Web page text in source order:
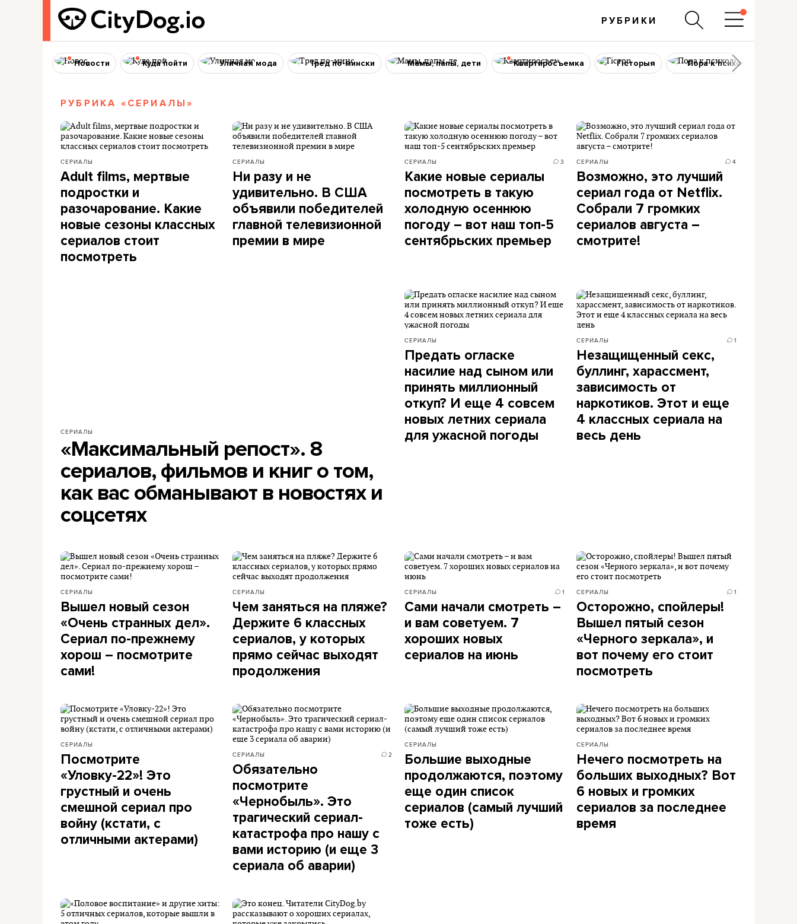
РУБРИКИ
Новости Куда пойти Уличная мода Тред по-мински Мамы, папы, дети Квартиросъемка Гісторыя Пора к психологу
РУБРИКА «СЕРИАЛЫ»
СЕРИАЛЫ
Adult films, мертвые
подростки и
разочарование. Какие
новые сезоны классных
сериалов стоит
посмотреть
СЕРИАЛЫ
Ни разу и не
удивительно. В США
объявили победителей
главной телевизионной
премии в мире
СЕРИАЛЫ 3
Какие новые сериалы
посмотреть в такую
холодную осеннюю
погоду – вот наш топ-5
сентябрьских премьер
СЕРИАЛЫ 4
Возможно, это лучший
сериал года от Netflix.
Собрали 7 громких
сериалов августа –
смотрите!
СЕРИАЛЫ
«Максимальный репост». 8
сериалов, фильмов и книг о том,
как вас обманывают в новостях и
соцсетях
СЕРИАЛЫ
Предать огласке
насилие над сыном или
принять миллионный
откуп? И еще 4 совсем
новых летних сериала
для ужасной погоды
СЕРИАЛЫ 1
Незащищенный секс,
буллинг, харассмент,
зависимость от
наркотиков. Этот и еще
4 классных сериала на
весь день
СЕРИАЛЫ
Вышел новый сезон
«Очень странных дел».
Сериал по-прежнему
хорош – посмотрите
сами!
СЕРИАЛЫ
Чем заняться на пляже?
Держите 6 классных
сериалов, у которых
прямо сейчас выходят
продолжения
СЕРИАЛЫ 1
Сами начали смотреть –
и вам советуем. 7
хороших новых
сериалов на июнь
СЕРИАЛЫ 1
Осторожно, спойлеры!
Вышел пятый сезон
«Черного зеркала», и
вот почему его стоит
посмотреть
СЕРИАЛЫ
Посмотрите
«Уловку-22»! Это
грустный и очень
смешной сериал про
войну (кстати, с
отличными актерами)
СЕРИАЛЫ 2
Обязательно
посмотрите
«Чернобыль». Это
трагический сериал-
катастрофа про нашу с
вами историю (и еще 3
сериала об аварии)
СЕРИАЛЫ
Большие выходные
продолжаются, поэтому
еще один список
сериалов (самый лучший
тоже есть)
СЕРИАЛЫ
Нечего посмотреть на
больших выходных? Вот
6 новых и громких
сериалов за последнее
время